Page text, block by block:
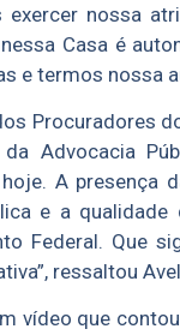
nossa
Casa é
e termos nossa
Procuradores
Advocacia
A presença
e a
Federal. Que
ressaltou
vídeo que